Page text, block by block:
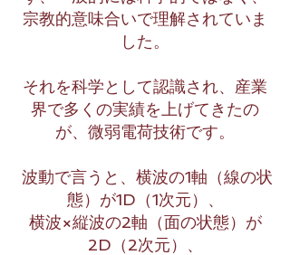
宗教的意味合いで理解されていま
した。
それを科学として認識され、産業
界で多くの実績を上げてきたの
が、微弱電荷技術です。
波動で言うと、横波の1軸（線の状
態）が1D（1次元）、
横波×縦波の2軸（面の状態）が
2D（2次元）、